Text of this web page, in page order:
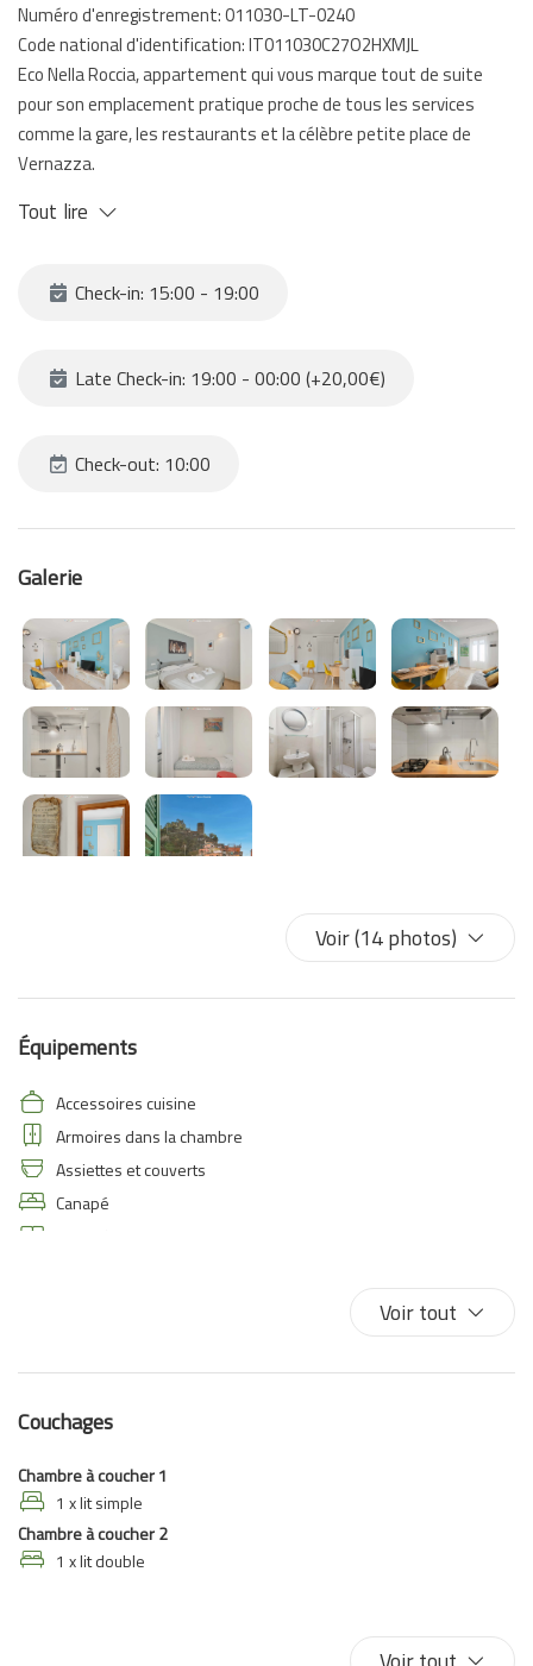
Numéro d'enregistrement: 011030-LT-0240
Code national d'identification: IT011030C27O2HXMJL
Eco Nella Roccia, appartement qui vous marque tout de suite
pour son emplacement pratique proche de tous les services
comme la gare, les restaurants et la célèbre petite place de
Vernazza.
colorés vous permettent de vivre des vacances agréables et
de la gare, Eco nella Roccia est equipé d'un salon avec salle à
une salle de bain avec douche.
Tout lire
Check-in: 15:00 - 19:00
Late Check-in: 19:00 - 00:00 (+20,00€)
Check-out: 10:00
Galerie
Voir (14 photos)
Équipements
Accessoires cuisine
Armoires dans la chambre
Assiettes et couverts
Canapé
Douche
Entrée privée
Four à microondes
Internet sans fil
Lave-linge
Les essentiels
Voir tout
Couchages
Chambre à coucher 1
1 x lit simple
Chambre à coucher 2
1 x lit double